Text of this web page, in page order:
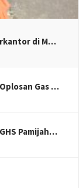
di M…
Gas …
Pamijah…